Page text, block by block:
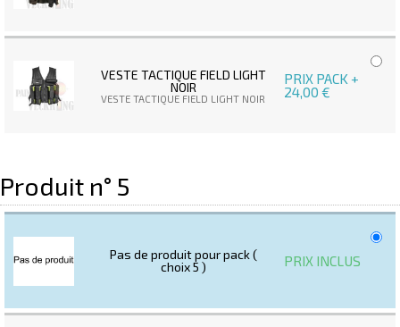
VESTE TACTIQUE FIELD LIGHT
NOIR
VESTE TACTIQUE FIELD LIGHT NOIR
PRIX PACK +
24,00 €
Produit n° 5
Pas de produit pour pack (
choix 5 )
PRIX INCLUS